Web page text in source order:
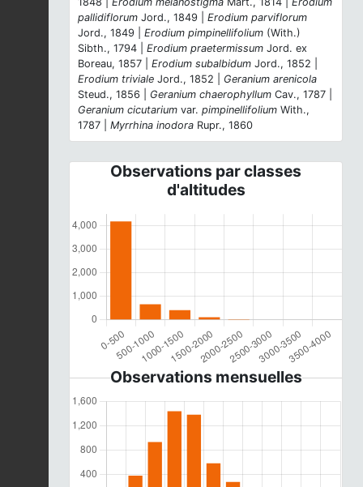
pallidiflorum Jord., 1849 | Erodium parviflorum
Jord., 1849 | Erodium pimpinellifolium (With.)
Sibth., 1794 | Erodium praetermissum Jord. ex
Boreau, 1857 | Erodium subalbidum Jord., 1852 |
Erodium triviale Jord., 1852 | Geranium arenicola
Steud., 1856 | Geranium chaerophyllum Cav., 1787 |
Geranium cicutarium var. pimpinellifolium With.,
1787 | Myrrhina inodora Rupr., 1860
Observations par classes
d'altitudes
Observations mensuelles